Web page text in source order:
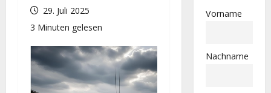
29. Juli 2025
3 Minuten gelesen
Vorname
Nachname